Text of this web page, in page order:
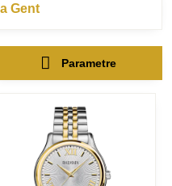
Gent
Parametre